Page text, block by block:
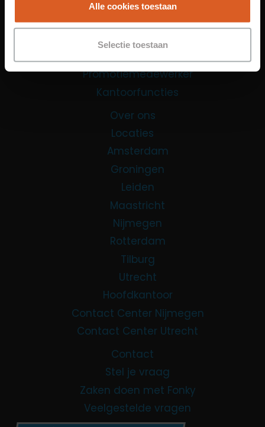
Alle cookies toestaan
Selectie toestaan
Functies
Sales Agent
Promotiemedewerker
Kantoorfuncties
Over ons
Locaties
Amsterdam
Groningen
Leiden
Maastricht
Nijmegen
Rotterdam
Tilburg
Utrecht
Hoofdkantoor
Contact Center Nijmegen
Contact Center Utrecht
Contact
Stel je vraag
Zaken doen met Fonky
Veelgestelde vragen